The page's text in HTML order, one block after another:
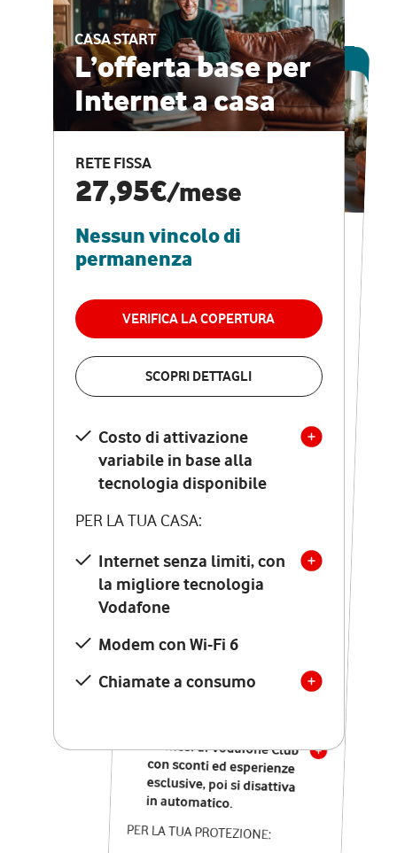
CASA START
L’offerta base per
Internet a casa
RETE FISSA
27,95€/mese
Nessun vincolo di
permanenza
VERIFICA LA COPERTURA
SCOPRI DETTAGLI
Costo di attivazione
variabile in base alla
tecnologia disponibile
PER LA TUA CASA:
Internet senza limiti, con
la migliore tecnologia
Vodafone
Modem con Wi-Fi 6
Chiamate a consumo
ESCLUSIVA ONLINE
CASA PRO
Internet veloce e
vantaggi speciali
RETE FISSA + VODAFONE CLUB
29,95€
permanenza
VERIFICA LA COPERTURA
Costo di attivazione
variabile in base alla
tecnologia disponibile
PER LA TUA CASA:
Internet senza limiti, con
la migliore tecnologia
Vodafone
Modem Seven con Wi-Fi 7
Chiamate illimitate verso
numeri fissi e mobili
nazionali
12 mesi di Vodafone Club
con sconti ed esperienze
esclusive, poi si disattiva
in automatico.
PER LA TUA PROTEZIONE: